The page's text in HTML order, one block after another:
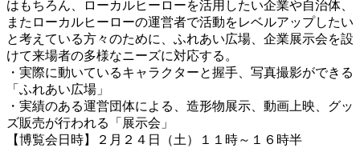
はもちろん、ローカルヒーローを活用したい企業や自治体、
またローカルヒーローの運営者で活動をレベルアップしたい
と考えている方々のために、ふれあい広場、企業展示会を設
けて来場者の多様なニーズに対応する。
・実際に動いているキャラクターと握手、写真撮影ができる
「ふれあい広場」
・実績のある運営団体による、造形物展示、動画上映、グッ
ズ販売が行われる「展示会」
【博覧会日時】２月２４日（土）１１時～１６時半